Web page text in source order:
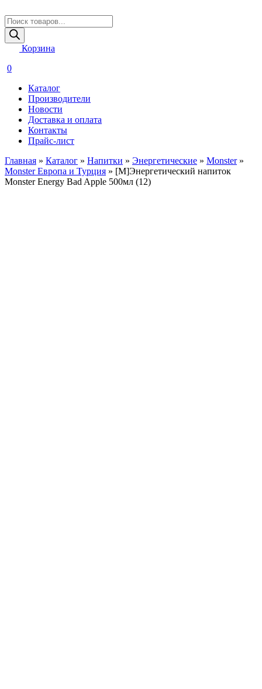
Поиск
товаров
Корзина
0
Каталог
Производители
Новости
Доставка и оплата
Контакты
Прайс-лист
Главная » Каталог » Напитки » Энергетические » Monster»
Monster Европа и Турция » [M]Энергетический напиток
Monster Energy Bad Apple 500мл (12)